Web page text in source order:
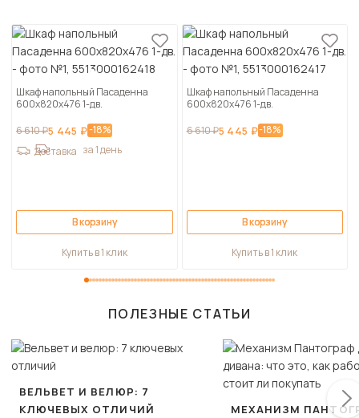
Шкаф напольный Пасаденна
600х820х476 1-дв.
6 610 ₽5 445 ₽-18%
Доставка за 1 день
В корзину
Купить в 1 клик
Шкаф напольный Пасаденна
600х820х476 1-дв.
6 610 ₽5 445 ₽-18%
В корзину
Купить в 1 клик
ПОЛЕЗНЫЕ СТАТЬИ
ВЕЛЬВЕТ И ВЕЛЮР: 7
КЛЮЧЕВЫХ ОТЛИЧИЙ
МЕХАНИЗМ